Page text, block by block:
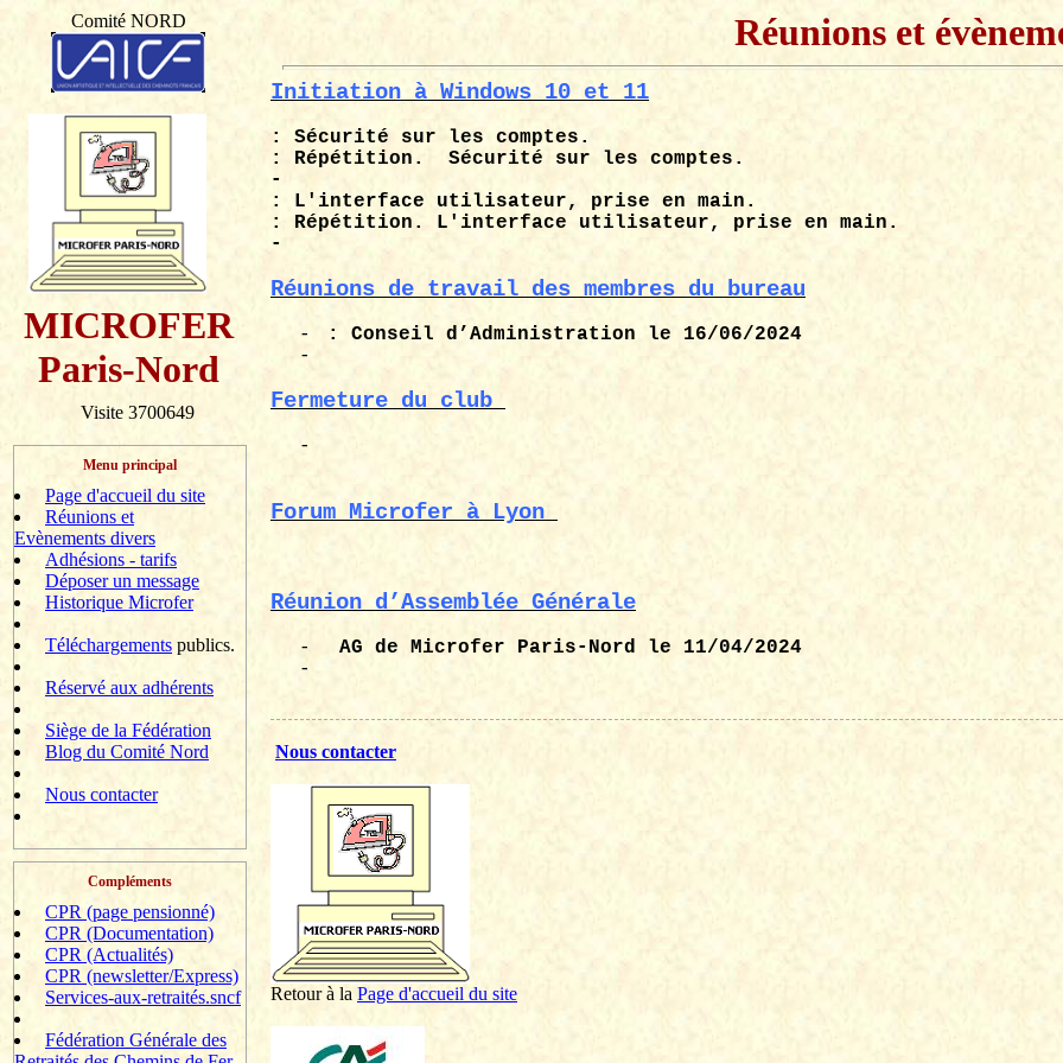
Comité NORD
MICROFER
Paris-Nord
Visite 3700649
Menu principal
Page d'accueil du site
Réunions et
Evènements divers
Adhésions - tarifs
Déposer un message
Historique Microfer
Téléchargements publics.
Réservé aux adhérents
Siège de la Fédération
Blog du Comité Nord
Nous contacter
Compléments
CPR (page pensionné)
CPR (Documentation)
CPR (Actualités)
CPR (newsletter/Express)
Services-aux-retraités.sncf
Fédération Générale des
Réunions et
Initiation à Windows 10 et 11
: Sécurité sur les comptes.
: Répétition.
Sécurité sur les comptes.
-
: L'interface utilisateur, prise en main.
: Répétition. L'interface utilisateur, prise en main.
-
Réunions de travail des membres du bureau
-
: Conseil d’Administration le 16/06/2024
-
Fermeture du club
-
Forum Microfer à Lyon
Réunion d’Assemblée Générale
- AG de Microfer Paris-Nord le 11/04/2024
-
Nous contacter
Retour à la Page d'accueil du site